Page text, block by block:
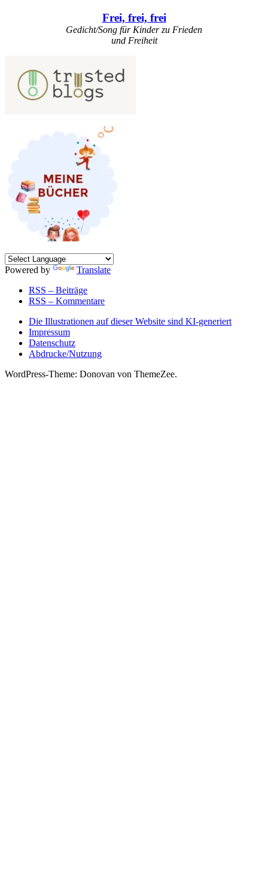
Frei, frei, frei
Gedicht/Song für Kinder zu Frieden
und Freiheit
Powered by
Translate
RSS – Beiträge
RSS – Kommentare
Die Illustrationen auf dieser Website sind KI-generiert
Impressum
Datenschutz
Abdrucke/Nutzung
WordPress-Theme: Donovan von ThemeZee.